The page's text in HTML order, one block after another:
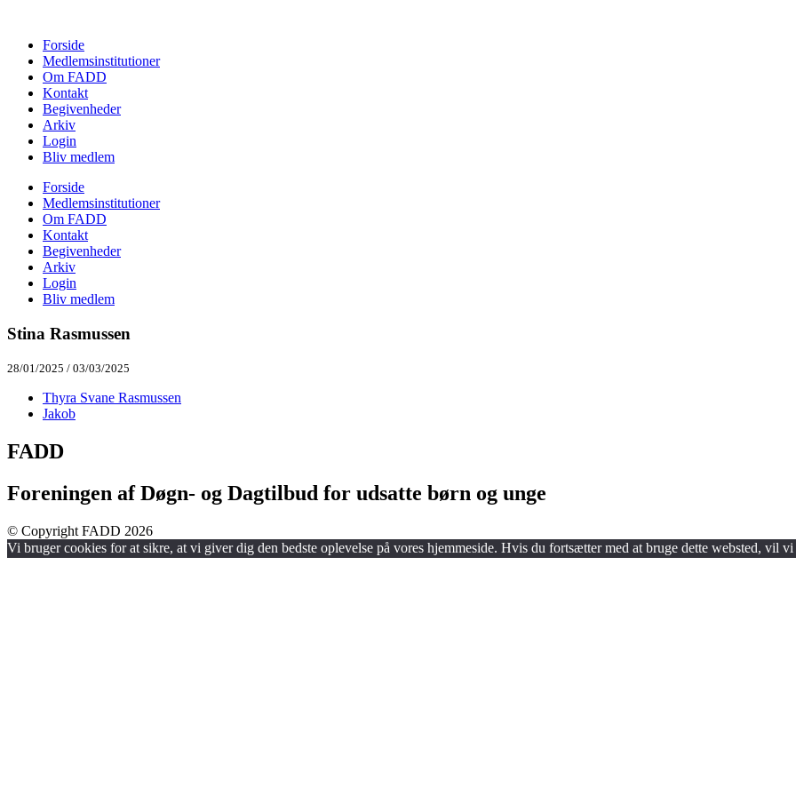
Forside
Medlemsinstitutioner
Om FADD
Kontakt
Begivenheder
Arkiv
Login
Bliv medlem
Forside
Medlemsinstitutioner
Om FADD
Kontakt
Begivenheder
Arkiv
Login
Bliv medlem
Stina Rasmussen
28/01/2025 / 03/03/2025
Thyra Svane Rasmussen
Jakob
FADD
Foreningen af Døgn- og Dagtilbud for udsatte børn og unge
© Copyright FADD 2026
Vi bruger cookies for at sikre, at vi giver dig den bedste oplevelse på vores hjemmeside. Hvis du fortsætter med at bruge dette websted, vil vi